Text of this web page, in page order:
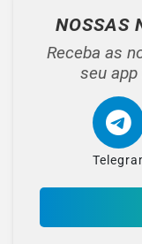
NOSSAS
Receba as
seu